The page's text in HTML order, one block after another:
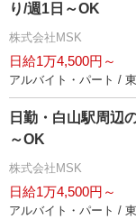
り/週1日～OK
株式会社MSK
日給1万4,500円～
アルバイト・パート /
日勤・白山駅周辺
～OK
株式会社MSK
日給1万4,500円～
アルバイト・パート /